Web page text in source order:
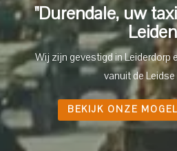
"Durendale, uw
Wij zijn gevestigd in Leiderdorp
vanuit de
BEKIJK ONZE